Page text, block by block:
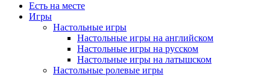
Есть на месте
Игры
Настольные игры
Настольные игры на английском
Настольные игры на русском
Настольные игры на латышском
Настольные ролевые игры